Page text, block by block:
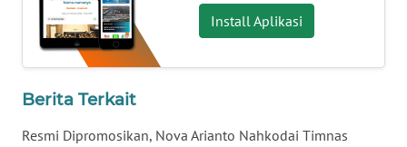
Install Aplikasi
Berita Terkait
Resmi Dipromosikan, Nova Arianto Nahkodai Timnas
WN
SUMBAR
WN